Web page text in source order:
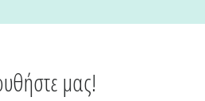
μας!